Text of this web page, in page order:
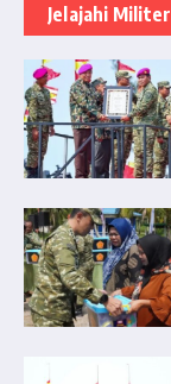
Jelajahi Militer